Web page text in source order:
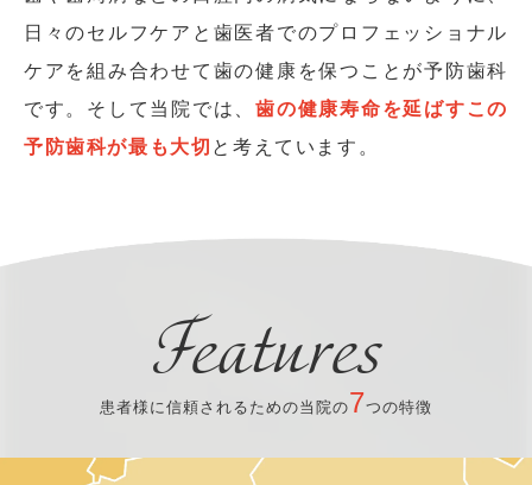
日々のセルフケアと 歯医者でのプロフェッショナル
ケアを組み合わせて歯の健康を保つことが予防歯科
です。 そして当院では、歯の健康寿命を延ばすこの
予防歯科が最も大切 と考えています。
Features
患者様に信頼されるための当院の7つの特徴